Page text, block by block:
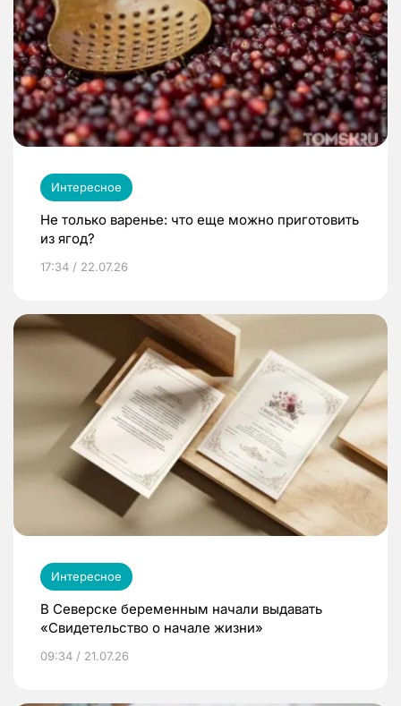
Интересное
Не только варенье: что еще можно приготовить
из ягод?
17:34 / 22.07.26
Интересное
В Северске беременным начали выдавать
«Свидетельство о начале жизни»
09:34 / 21.07.26